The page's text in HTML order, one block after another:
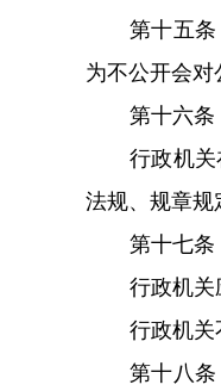
第十五
为不公开会对
第十六
行政机
法规、规章规
第十七
行政机关
行政机关
第十八